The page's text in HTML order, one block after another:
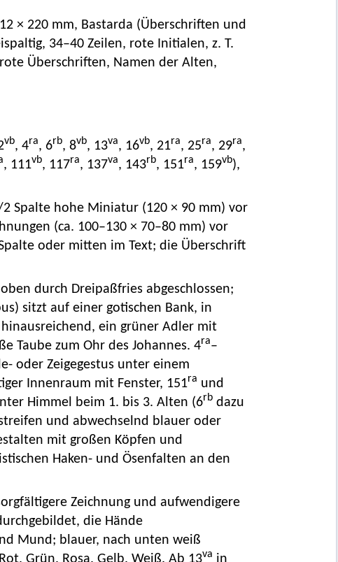
× 220 mm, Bastarda (Überschriften und
34–40 Zeilen, rote Initialen, z. T.
Überschriften, Namen der Alten,
vb, 4ra, 6rb, 8vb, 13va, 16vb, 21ra, 25ra, 29ra,
, 111vb, 117ra, 137va, 143rb, 151ra, 159vb),
Spalte hohe Miniatur (120 × 90 mm) vor
(ca. 100–130 × 70–80 mm) vor
oder mitten im Text; die Überschrift
durch Dreipaßfries abgeschlossen;
sitzt auf einer gotischen Bank, in
ein grüner Adler mit
Taube zum Ohr des Johannes. 4ra–
oder Zeigegestus unter einem
Innenraum mit Fenster, 151ra und
Himmel beim 1. bis 3. Alten (6rbdazu
und abwechselnd blauer oder
mit großen Köpfen und
Haken- und Ösenfalten an den
Zeichnung und aufwendigere
die Hände
Mund; blauer, nach unten weiß
va